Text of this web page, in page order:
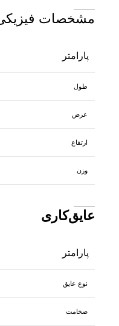
مشخصات
پارامتر
طول
عرض
ارتفاع
وزن
عایق‌کاری
پارامتر
نوع عایق
ضخامت